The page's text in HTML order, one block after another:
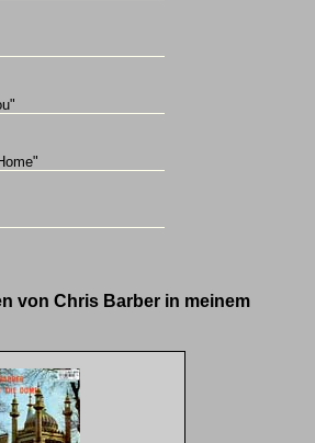
von Chris Barber in meinem